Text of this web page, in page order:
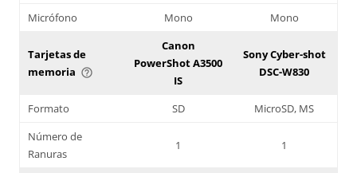
Micrófono
Mono Mono
Tarjetas de
memoria help_outline
Canon
PowerShot A3500
IS
Sony Cyber-shot
DSC-W830
Formato SD
MicroSD, MS
Número de
Ranuras
1 1